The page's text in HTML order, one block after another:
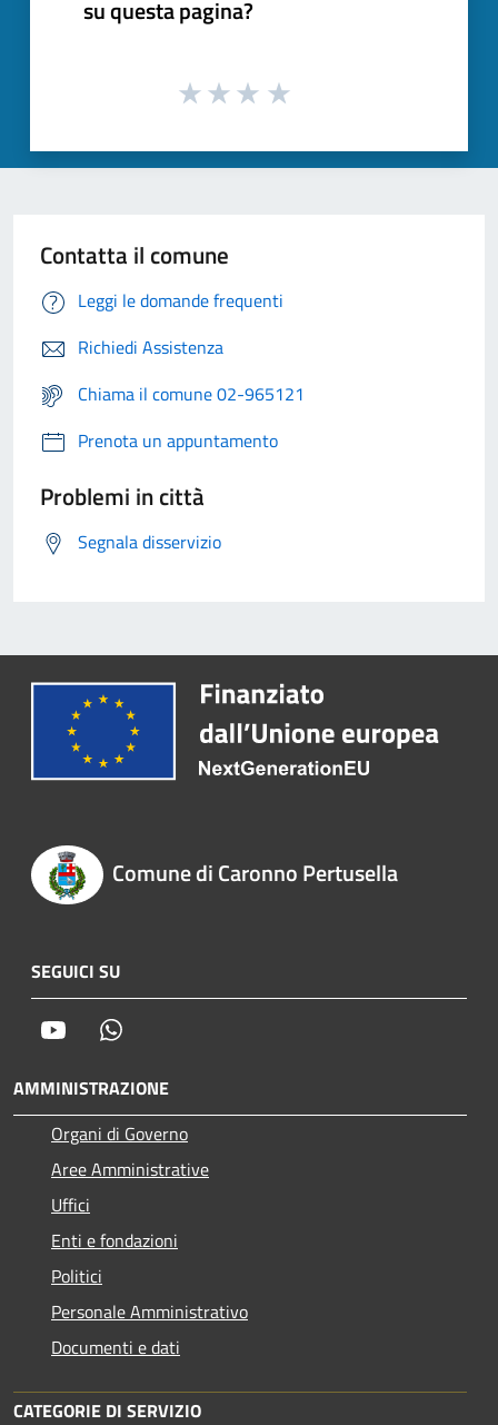
su questa pagina?
Contatta il comune
Leggi le domande frequenti
Richiedi Assistenza
Chiama il comune 02-965121
Prenota un appuntamento
Problemi in città
Segnala disservizio
Comune di Caronno Pertusella
SEGUICI SU
Youtube
AMMINISTRAZIONE
Organi di Governo
Aree Amministrative
Uffici
Enti e fondazioni
Politici
Personale Amministrativo
Documenti e dati
CATEGORIE DI SERVIZIO